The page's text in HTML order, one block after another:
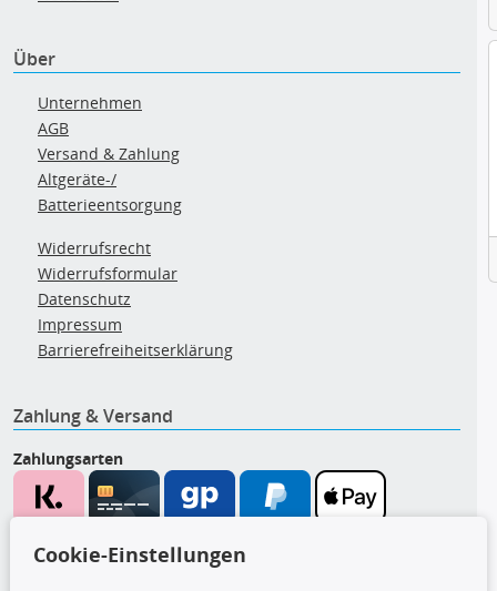
Über
Unternehmen
AGB
Versand & Zahlung
Altgeräte-/
Batterieentsorgung
Widerrufsrecht
Widerrufsformular
Datenschutz
Impressum
Barrierefreiheitserklärung
Zahlung & Versand
Zahlungsarten
Cookie-Einstellungen